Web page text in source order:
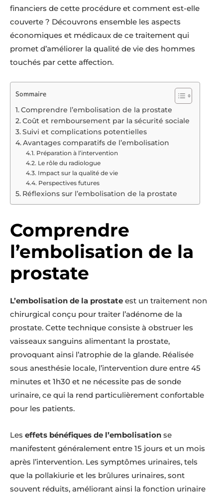
financiers de cette procédure et comment est-elle
couverte ? Découvrons ensemble les aspects
économiques et médicaux de ce traitement qui
promet d’améliorer la qualité de vie des hommes
touchés par cette affection.
Sommaire
Comprendre l’embolisation de la prostate
Coût et remboursement par la sécurité sociale
Suivi et complications potentielles
Avantages comparatifs de l’embolisation
Préparation à l’intervention
Le rôle du radiologue
Impact sur la qualité de vie
Perspectives futures
Réflexions sur l’embolisation de la prostate
Comprendre
l’embolisation de la
prostate
L’embolisation de la prostate est un traitement non
chirurgical conçu pour traiter l’adénome de la
prostate. Cette technique consiste à obstruer les
vaisseaux sanguins alimentant la prostate,
provoquant ainsi l’atrophie de la glande. Réalisée
sous anesthésie locale, l’intervention dure entre 45
minutes et 1h30 et ne nécessite pas de sonde
urinaire, ce qui la rend particulièrement confortable
pour les patients.
Les effets bénéfiques de l’embolisation se
manifestent généralement entre 15 jours et un mois
après l’intervention. Les symptômes urinaires, tels
que la pollakiurie et les brûlures urinaires, sont
souvent réduits, améliorant ainsi la fonction urinaire